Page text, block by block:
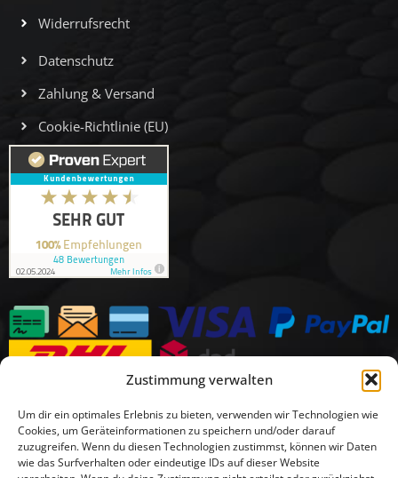
Zustimmung verwalten
Um dir ein optimales Erlebnis zu bieten, verwenden wir Technologien wie
Cookies, um Geräteinformationen zu speichern und/oder darauf
zuzugreifen. Wenn du diesen Technologien zustimmst, können wir Daten
wie das Surfverhalten oder eindeutige IDs auf dieser Website
Widerrufsrecht
Datenschutz
Zahlung & Versand
Cookie-Richtlinie (EU)